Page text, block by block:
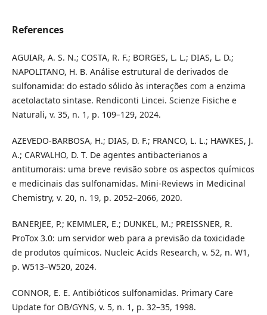
References
AGUIAR, A. S. N.; COSTA, R. F.; BORGES, L. L.; DIAS, L. D.;
NAPOLITANO, H. B. Análise estrutural de derivados de
sulfonamida: do estado sólido às interações com a enzima
acetolactato sintase. Rendiconti Lincei. Scienze Fisiche e
Naturali, v. 35, n. 1, p. 109–129, 2024.
AZEVEDO-BARBOSA, H.; DIAS, D. F.; FRANCO, L. L.; HAWKES, J.
A.; CARVALHO, D. T. De agentes antibacterianos a
antitumorais: uma breve revisão sobre os aspectos químicos
e medicinais das sulfonamidas. Mini-Reviews in Medicinal
Chemistry, v. 20, n. 19, p. 2052–2066, 2020.
BANERJEE, P.; KEMMLER, E.; DUNKEL, M.; PREISSNER, R.
ProTox 3.0: um servidor web para a previsão da toxicidade
de produtos químicos. Nucleic Acids Research, v. 52, n. W1,
p. W513–W520, 2024.
CONNOR, E. E. Antibióticos sulfonamidas. Primary Care
Update for OB/GYNS, v. 5, n. 1, p. 32–35, 1998.